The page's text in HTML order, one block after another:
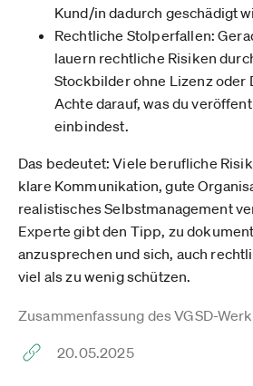
Kund/in dadurch geschädigt
Rechtliche Stolperfallen:
lauern rechtliche Risiken
Stockbilder ohne Lizenz oder
Achte darauf, was du
einbindest.
Das bedeutet: Viele berufliche
klare Kommunikation, gute
realistisches Selbstmanagement
Experte gibt den Tipp, zu
anzusprechen und sich, auch
viel als zu wenig schützen.
Zusammenfassung des VGSD-
20.05.2025